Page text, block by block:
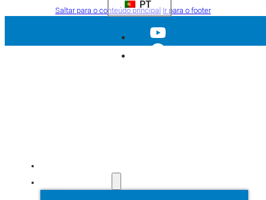
Saltar para o conteúdo principal Ir para o footer
PT